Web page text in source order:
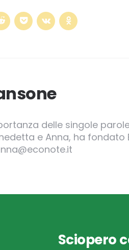
delle singole
e Anna, ha fondato
Sciopero